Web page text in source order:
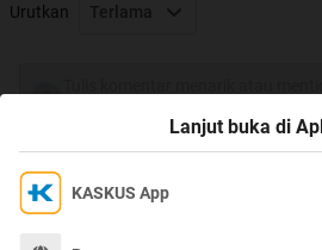
Urutkan Terlama
Ikuti KASKUS di
Kami menggunakan Cookies
Dengan terus mengakses situs ini dan
Lanjut buka di
KASKUS App